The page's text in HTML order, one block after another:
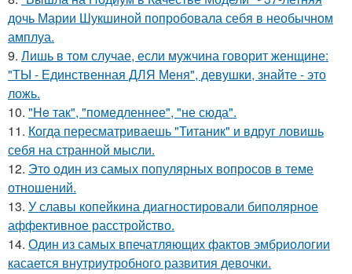
дочь Марии Шукшиной попробовала себя в необычном
амплуа.
9. Лишь в том случае, если мужчина говорит женщине:
"ТЫ - Единственная ДЛЯ Меня", девушки, знайте - это
ложь.
10. "He так", "помедленнее", "не сюда".
11. Когда пересматриваешь "Титаник" и вдруг ловишь
себя на странной мысли.
12. Этo oдин из самых популярных вопросов в теме
отношений.
13. У славы копейкина диагностировали биполярное
аффективное расстройство.
14. Один из самых впечатляющих фактов эмбриологии
касается внутриутробного развития девочки.